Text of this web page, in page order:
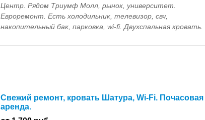
Центр. Рядом Триумф Молл, рынок, университет.
Евроремонт. Есть холодильник, телевизор, свч,
накопительный бак, парковка, wi-fi. Двухспальная кровать.
Свежий ремонт, кровать Шатура, Wi-Fi. Почасовая
аренда.